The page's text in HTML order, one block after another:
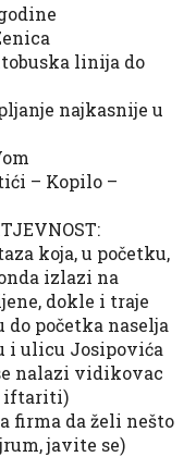
linija do
najkasnije u
– Kopilo –
koja, u početku,
izlazi na
dokle i traje
do početka naselja
i ulicu Josipovića
nalazi vidikovac
i iftariti)
firma da želi nešto
javite se)